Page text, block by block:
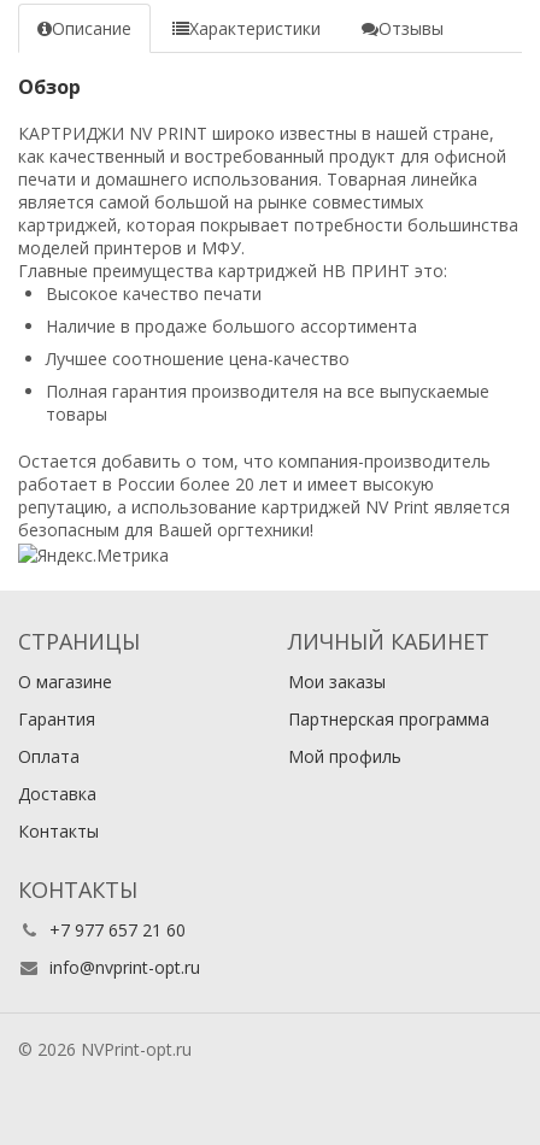
Описание Характеристики Отзывы
Обзор
КАРТРИДЖИ NV PRINT широко известны в нашей стране,
как качественный и востребованный продукт для офисной
печати и домашнего использования. Товарная линейка
является самой большой на рынке совместимых
картриджей, которая покрывает потребности большинства
моделей принтеров и МФУ.
Главные преимущества картриджей НВ ПРИНТ это:
Высокое качество печати
Наличие в продаже большого ассортимента
Лучшее соотношение цена-качество
Полная гарантия производителя на все выпускаемые
товары
Остается добавить о том, что компания-производитель
работает в России более 20 лет и имеет высокую
репутацию, а использование картриджей NV Print является
безопасным для Вашей оргтехники!
СТРАНИЦЫ
О магазине
Гарантия
Оплата
Доставка
Контакты
ЛИЧНЫЙ КАБИНЕТ
Мои заказы
Партнерская программа
Мой профиль
КОНТАКТЫ
+7 977 657 21 60
info@nvprint-opt.ru
© 2026 NVPrint-opt.ru